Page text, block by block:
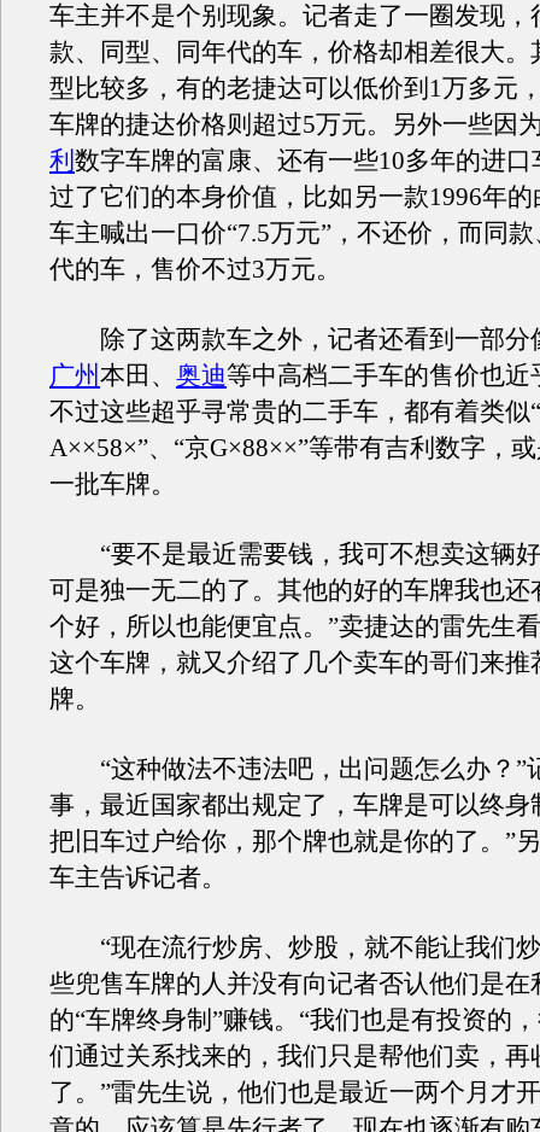
车主并不是个别现象。记者走了一圈发现，
款、同型、同年代的车，价格却相差很大。
型比较多，有的老捷达可以低价到1万多元
车牌的捷达价格则超过5万元。另外一些因
利 数字车牌的富康、还有一些10多年的进
过了它们的本身价值，比如另一款1996年
车主喊出一口价“7.5万元”，不还价，而同
代的车，售价不过3万元。
除了这两款车之外，记者还看到一部分
广州本田、 奥迪等中高档二手车的售价也近
不过这些超乎寻常贵的二手车，都有着类似
A××58×”、“京G×88××”等带有吉利数字，
一批车牌。
“要不是最近需要钱，我可不想卖这辆
可是独一无二的了。其他的好的车牌我也还
个好，所以也能便宜点。”卖捷达的雷先生
这个车牌，就又介绍了几个卖车的哥们来推
牌。
“这种做法不违法吧，出问题怎么办？”
事，最近国家都出规定了，车牌是可以终身
把旧车过户给你，那个牌也就是你的了。”
车主告诉记者。
“现在流行炒房、炒股，就不能让我们炒
些兜售车牌的人并没有向记者否认他们是在
的“车牌终身制”赚钱。“我们也是有投资的
们通过关系找来的，我们只是帮他们卖，再
了。”雷先生说，他们也是最近一两个月才